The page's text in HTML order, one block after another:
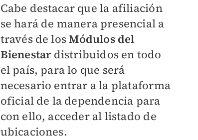
Cabe destacar que la afiliación
se hará de manera presencial a
través de losMódulos del
Bienestardistribuidos en todo
el país, para lo que será
necesario entrar a la plataforma
oficial de la dependencia para
con ello, acceder al listado de
ubicaciones.